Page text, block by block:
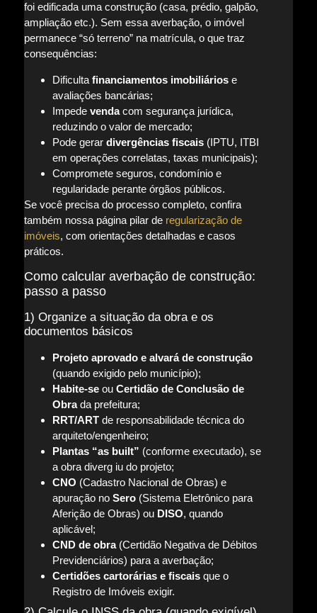
foi edificada uma construção (casa, prédio, galpão,
ampliação etc.). Sem essa averbação, o imóvel
permanece “só terreno” na matrícula, o que traz
consequências:
Dificulta financiamentos imobiliáriose
avaliações bancárias;
Impede vendacom segurança jurídica,
reduzindo o valor de mercado;
Pode gerar divergências fiscais(IPTU, ITBI
em operações correlatas, taxas municipais);
Compromete seguros, condomínio e
regularidade perante órgãos públicos.
Se você precisa do processo completo, confira
também nossa página pilar de regularização de
imóveis, com orientações detalhadas e casos
práticos.
Como calcular averbação de construção:
passo a passo
1) Organize a situação da obra e os
documentos básicos
Projeto aprovado e alvará de construção
(quando exigido pelo município);
Habite-seou Certidão de Conclusão de
Obrada prefeitura;
RRT/ARTde responsabilidade técnica do
arquiteto/engenheiro;
Plantas “as built” (conforme executado), se
a obra diverg iu do projeto;
CNO (Cadastro Nacional de Obras) e
apuração no Sero(Sistema Eletrônico para
Aferição de Obras) ou DISO, quando
aplicável;
CND de obra(Certidão Negativa de Débitos
Previdenciários) para a averbação;
Certidões cartorárias e fiscaisque o
Registro de Imóveis exigir.